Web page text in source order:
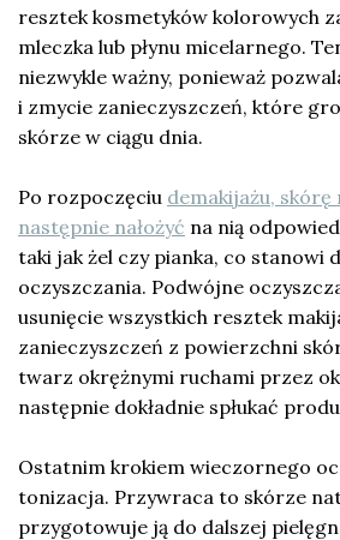
resztek kosmetyków kolorowych
mleczka lub płynu micelarnego.
niezwykle ważny, ponieważ
i zmycie zanieczyszczeń, które
skórze w ciągu dnia.
Po rozpoczęciu demakijażu, skórę
następnie nałożyć na nią
taki jak żel czy pianka, co stanowi
oczyszczania. Podwójne
usunięcie wszystkich resztek
zanieczyszczeń z powierzchni
twarz okrężnymi ruchami przez
następnie dokładnie spłukać
Ostatnim krokiem wieczornego
tonizacja. Przywraca to skórze
przygotowuje ją do dalszej